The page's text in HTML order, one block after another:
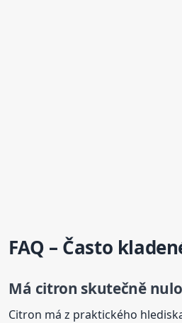
FAQ – Často
Má citron skutečně
Citron má z praktického